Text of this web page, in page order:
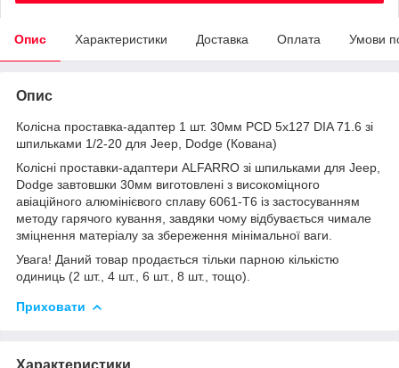
Опис Характеристики Доставка Оплата Умови
Опис
Колісна проставка-адаптер 1 шт. 30мм PCD 5x127 DIA 71.6 зі
шпильками 1/2-20 для Jeep, Dodge (Кована)
Колісні проставки-адаптери ALFARRO зі шпильками для Jeep,
Dodge завтовшки 30мм виготовлені з високоміцного
авіаційного алюмінієвого сплаву 6061-Т6 із застосуванням
методу гарячого кування, завдяки чому відбувається чимале
зміцнення матеріалу за збереження мінімальної ваги.
Увага! Даний товар продається тільки парною кількістю
одиниць (2 шт., 4 шт., 6 шт., 8 шт., тощо).
Приховати
Характеристики